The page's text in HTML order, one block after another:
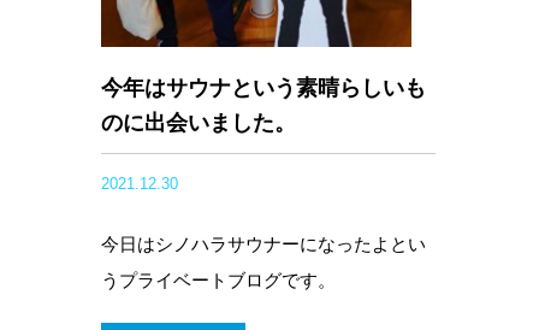
今年はサウナという素晴らしいも
のに出会いました。
2021.12.30
今日はシノハラサウナーになったよとい
うプライベートブログです。